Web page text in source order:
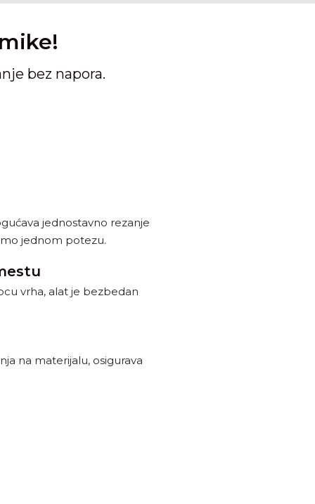
bez napora.
jednostavno rezanje
jednom potezu.
vrha, alat je bezbedan
na materijalu, osigurava